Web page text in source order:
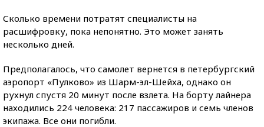
Сколько времени потратят специалисты на
расшифровку, пока непонятно. Это может занять
несколько дней.
Предполагалось, что самолет вернется в петербургский
аэропорт «Пулково» из Шарм-эл-Шейха, однако он
рухнул спустя 20 минут после взлета. На борту лайнера
находились 224 человека: 217 пассажиров и семь членов
экипажа. Все они погибли.